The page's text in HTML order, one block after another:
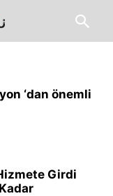
‘dan önemli
Girdi